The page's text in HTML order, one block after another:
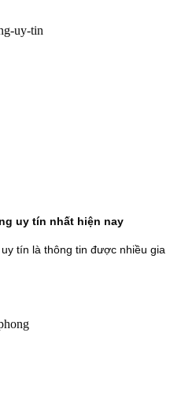
uy tín nhất hiện nay
tín là thông tin được nhiều gia